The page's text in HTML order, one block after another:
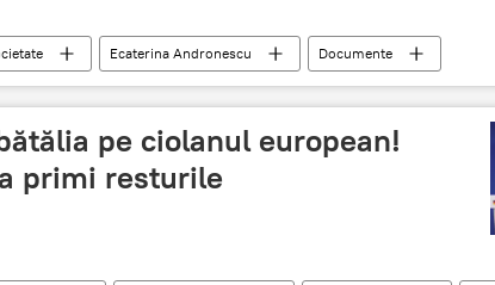
Ecaterina Andronescu
Documente
pe ciolanul european!
primi resturile